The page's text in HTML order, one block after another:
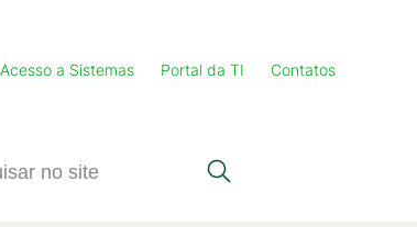
Acesso a Sistemas Portal da TI Contatos